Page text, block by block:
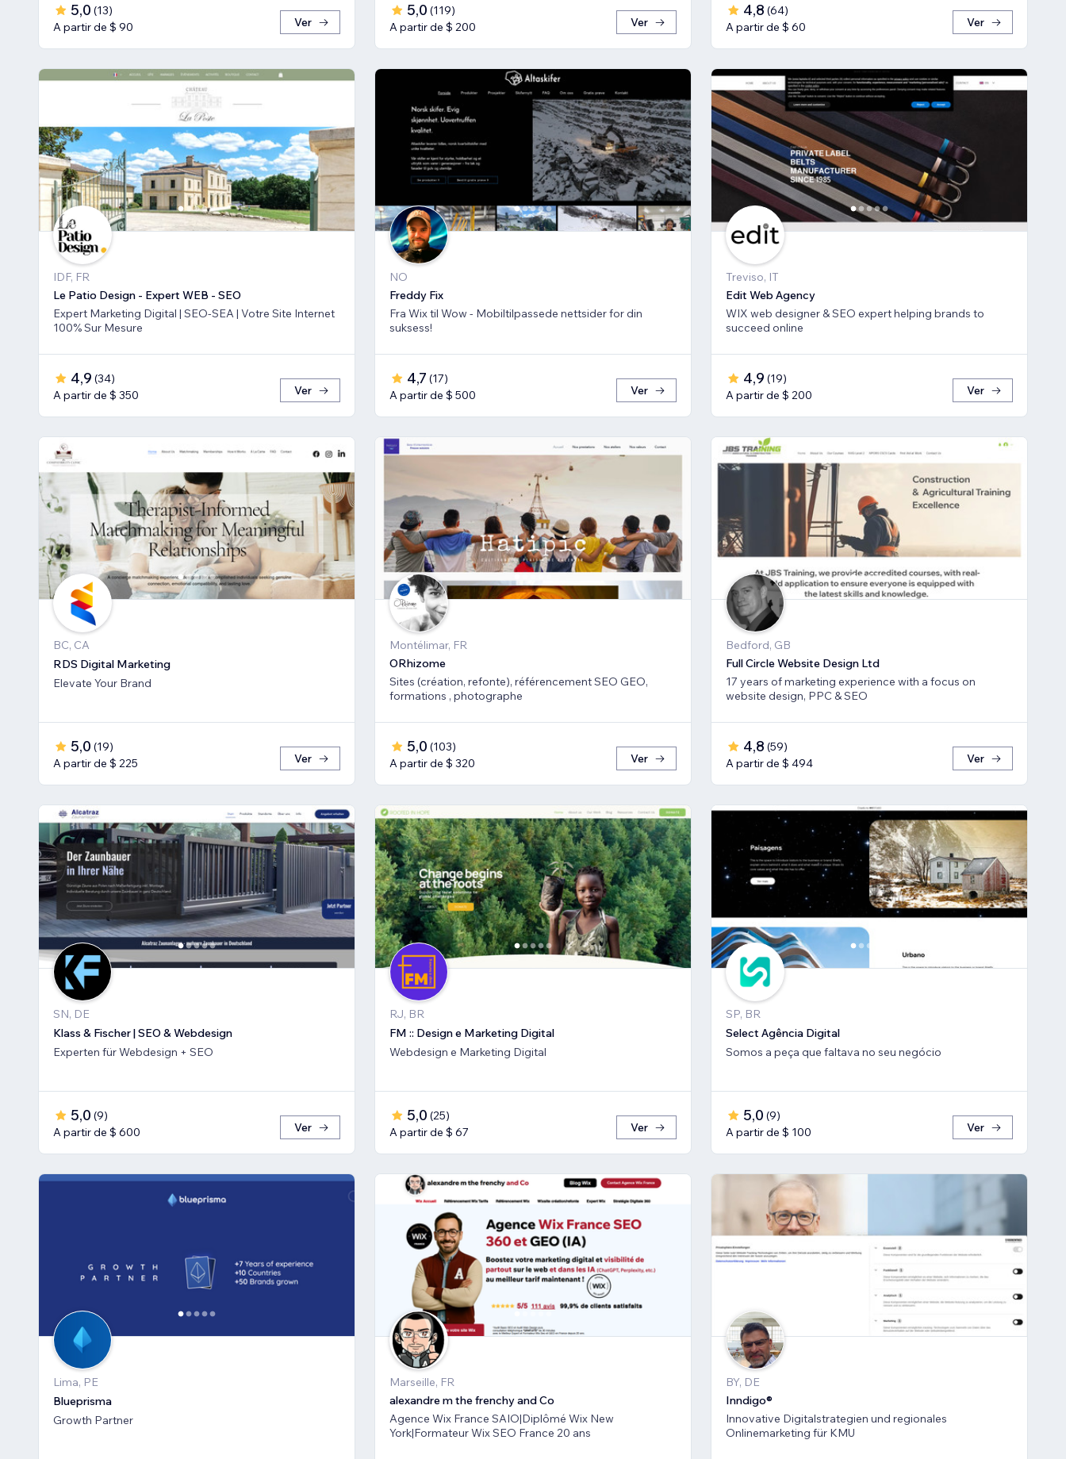
5,0 (13)
A partir de $ 90
Ver
5,0 (119)
A partir de $ 200
Ver
4,8 (64)
A partir de $ 60
Ver
IDF, FR
Le Patio Design - Expert WEB - SEO
Expert Marketing Digital | SEO-SEA | Votre Site Internet
100% Sur Mesure
4,9 (34)
A partir de $ 350
Ver
NO
Freddy Fix
Fra Wix til Wow - Mobiltilpassede nettsider for din
suksess!
4,7 (17)
A partir de $ 500
Ver
Treviso, IT
Edit Web Agency
WIX web designer & SEO expert helping brands to
succeed online
4,9 (19)
A partir de $ 200
Ver
BC, CA
RDS Digital Marketing
Elevate Your Brand
5,0 (19)
A partir de $ 225
Ver
Montélimar, FR
ORhizome
Sites (création, refonte), référencement SEO GEO,
formations , photographe
5,0 (103)
A partir de $ 320
Ver
Bedford, GB
Full Circle Website Design Ltd
17 years of marketing experience with a focus on
website design, PPC & SEO
4,8 (59)
A partir de $ 494
Ver
SN, DE
Klass & Fischer | SEO & Webdesign
Experten für Webdesign + SEO
5,0 (9)
A partir de $ 600
Ver
RJ, BR
FM :: Design e Marketing Digital
Webdesign e Marketing Digital
5,0 (25)
A partir de $ 67
Ver
SP, BR
Select Agência Digital
Somos a peça que faltava no seu negócio
5,0 (9)
A partir de $ 100
Ver
Lima, PE
Blueprisma
Growth Partner
Marseille, FR
alexandre m the frenchy and Co
Agence Wix France SAIO|Diplômé Wix New
York|Formateur Wix SEO France 20 ans
BY, DE
Inndigo®
Innovative Digitalstrategien und regionales
Onlinemarketing für KMU